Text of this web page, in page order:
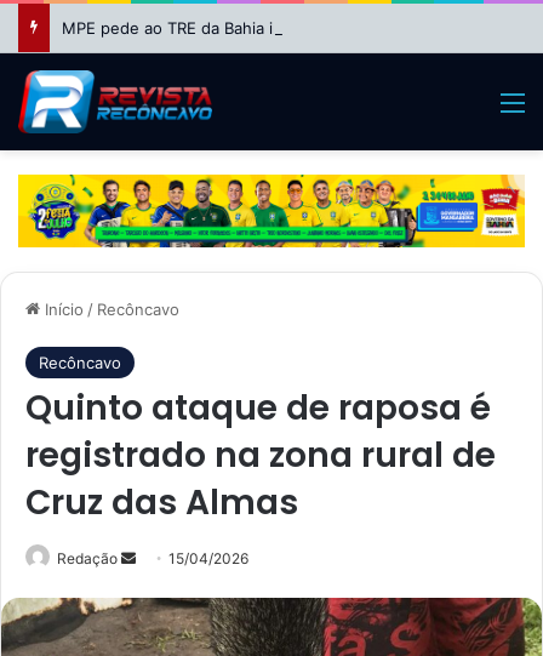
Início / Recôncavo
Recôncavo
Quinto ataque de raposa é
registrado na zona rural de
Cruz das Almas
Redação
Mande
e-
mail
15/04/2026